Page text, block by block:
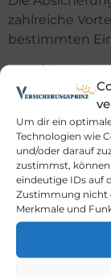
Um dir ein
Technologien wie
und/oder darauf
zustimmst,
eindeutige IDs auf
Zustimmung nicht
Merkmale und
zahlreiche
bestimmten
Möglicher
Schutz
Sicherung
Bekannte